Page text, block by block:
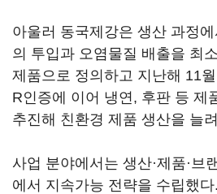
아울러 동국제강은 생산 과정
의 투입과 오염물질 배출을 최
제품으로 정의하고 지난해 11
R인증에 이어 냉연, 후판 등 제
추진해 친환경 제품 생산을 늘
사업 분야에서는 생산·제품·브
에서 지속가능 전략을 수립했